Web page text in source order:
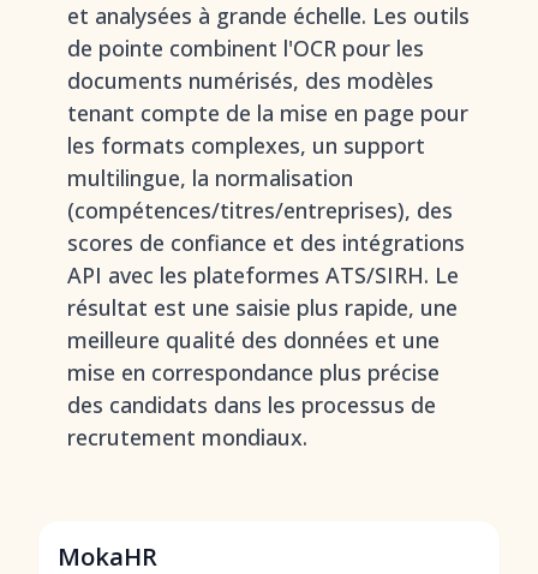
et analysées à grande échelle. Les outils
de pointe combinent l'OCR pour les
documents numérisés, des modèles
tenant compte de la mise en page pour
les formats complexes, un support
multilingue, la normalisation
(compétences/titres/entreprises), des
scores de confiance et des intégrations
API avec les plateformes ATS/SIRH. Le
résultat est une saisie plus rapide, une
meilleure qualité des données et une
mise en correspondance plus précise
des candidats dans les processus de
recrutement mondiaux.
MokaHR